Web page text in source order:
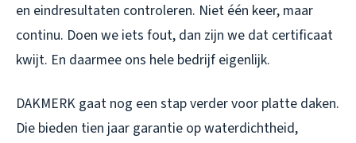
en eindresultaten controleren. Niet één keer, maar
continu. Doen we iets fout, dan zijn we dat certificaat
kwijt. En daarmee ons hele bedrijf eigenlijk.
DAKMERK gaat nog een stap verder voor platte daken.
Die bieden tien jaar garantie op waterdichtheid,